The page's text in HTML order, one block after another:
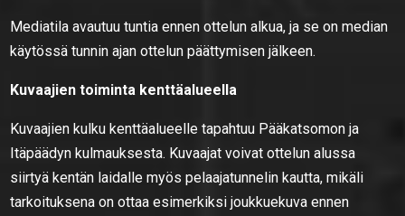
Mediatila avautuu tuntia ennen ottelun alkua, ja se on median
käytössä tunnin ajan ottelun päättymisen jälkeen.
Kuvaajien toiminta kenttäalueella
Kuvaajien kulku kenttäalueelle tapahtuu Pääkatsomon ja
Itäpäädyn kulmauksesta. Kuvaajat voivat ottelun alussa
siirtyä kentän laidalle myös pelaajatunnelin kautta, mikäli
tarkoituksena on ottaa esimerkiksi joukkuekuva ennen